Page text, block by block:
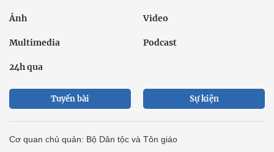
Ảnh Video
Multimedia Podcast
24h qua
Tuyến bài Sự kiện
Cơ quan chủ quản: Bộ Dân tộc và Tôn giáo